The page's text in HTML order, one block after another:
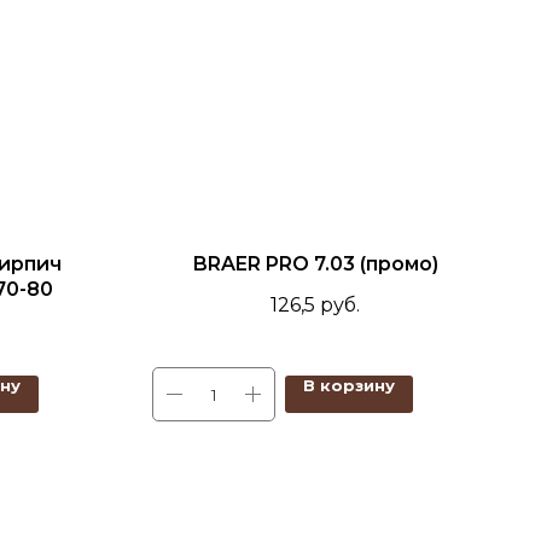
80
BRAER PRO 7.03 (промо)
126,5 руб.
В корзину